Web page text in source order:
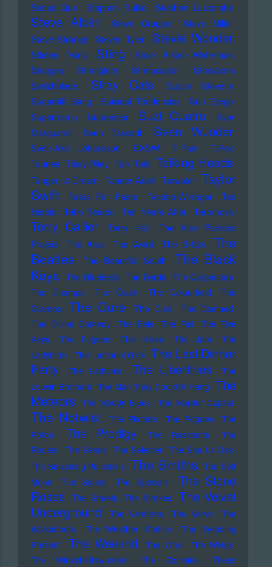
Status Quo
Stephan Sulke Stephen Luscombe
Steve Albini Steve Cropper
Steve Miller
Steve Strange Steven Tyler Stevie Wonder
Stieber Twins Sting
Stock Aitken Waterman
Stooges
Stranglers Stratocaster
Strawberry
Switchblade
Stray Cats
Sufjan Stevens
Sugarhill Gang
Suicidal Tendencies
Sun Diego
Supertramp
Supremes Suzi Quatro
Sven
Marquardt
Sven Tasnadi Sven Wunder
Sven-Ake Johansson SXSW T-Pain
T.Rex
Tahnee Talay Riley Talk Talk Talking Heads
Tangerine Dream Tanner Adell Tarwater Taylor
Swift
Tears For Fears Techno-Wikinger
Ted
Herold
Teho Teardo Ten Years After Terranova
Terry Callier Terry Hall
The Alan Parsons
Project
The Arcs The Avicii The B-52s
The
Beatles
The Beautiful South
The Black
Keys The Bluebells The Byrds The Carpenters
The Champs
The Clash The Colourfield
The
Cramps
The Cure The Curs
The Damned
The Divine Comedy
The Eels The Fall
The Five
Keys
The Fugees The Hives The Jam
The
Ladybirds The Lambrini Girls The Last Dinner
Party
The Lathums The Libertines
The
Louvin Brothers The Man They Could'nt Hang The
Meteors The Moody Blues The Murder Capital
The Notwist The Platters The Pogues
The
Police
The Prodigy The Residents
The
Routes The Seeds The Selecter The Sha La Das
The Smashing Pumpkins The Smiths The Soft
Moon
The Sound The Specials
The Stone
Roses
The Streets The Strokes
The Velvet
Underground
The Ventures The Verve
The
Walkabouts
The Weather Station
The Wedding
Present
The Weeknd The Who
The Wings
The Wirtschaftswunder
The Zombies
Thees